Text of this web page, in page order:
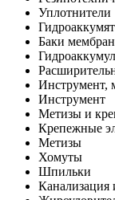
Уплотнители
Баки
Инструмент,
Инструмент
Метизы и
Крепежные
Метизы
Хомуты
Шпильки
Канализация